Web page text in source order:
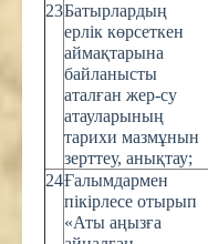
23Батырлардың
ерлік көрсеткен
аймақтарына
байланысты
аталған жер-су
атауларының
тарихи мазмұнын
зерттеу, анықтау;
24Ғалымдармен
пікірлесе отырып
«Аты аңызға